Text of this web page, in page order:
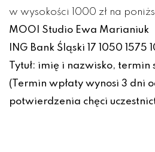
w wysokości 1000 zł na
MOOI Studio Ewa Marianiuk
ING Bank Śląski 17 1050
Tytuł: imię i nazwisko,
(Termin wpłaty wynosi 3 dni
potwierdzenia chęci